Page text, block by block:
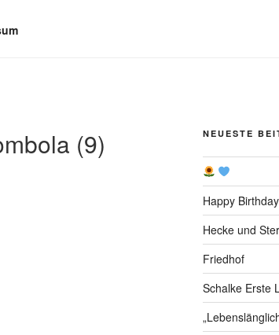
(9) NEUESTE
Happy
Hecke und
Friedhof
Schalke Erste